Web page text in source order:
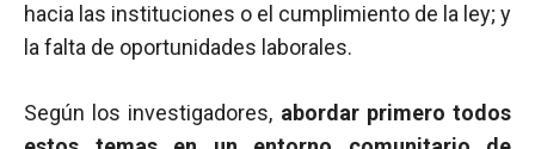
hacia las instituciones o el cumplimiento de la ley; y
la falta de oportunidades laborales.
Según los investigadores, abordar primero todos